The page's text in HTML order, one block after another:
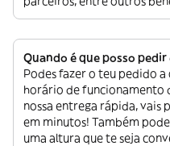
Quando é que posso
Podes fazer o teu pedido
horário de funcionamento
nossa entrega rápida, vais
em minutos! Também
uma altura que te seja